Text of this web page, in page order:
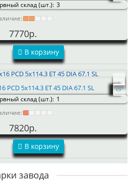
склад (шт.): 3
7770р.
В корзину
PCD 5x114.3 ET 45 DIA 67.1 SL
склад (шт.): 1
7820р.
В корзину
завода